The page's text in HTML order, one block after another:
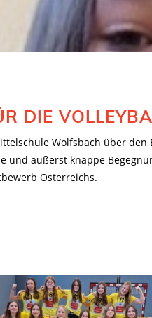
DIE
Wolfsbach über
äußerst knappe
Österreichs.